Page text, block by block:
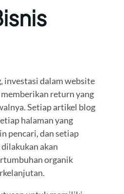
investasi dalam website
return yang
Setiap artikel blog
halaman yang
pencari, dan setiap
akan
organik